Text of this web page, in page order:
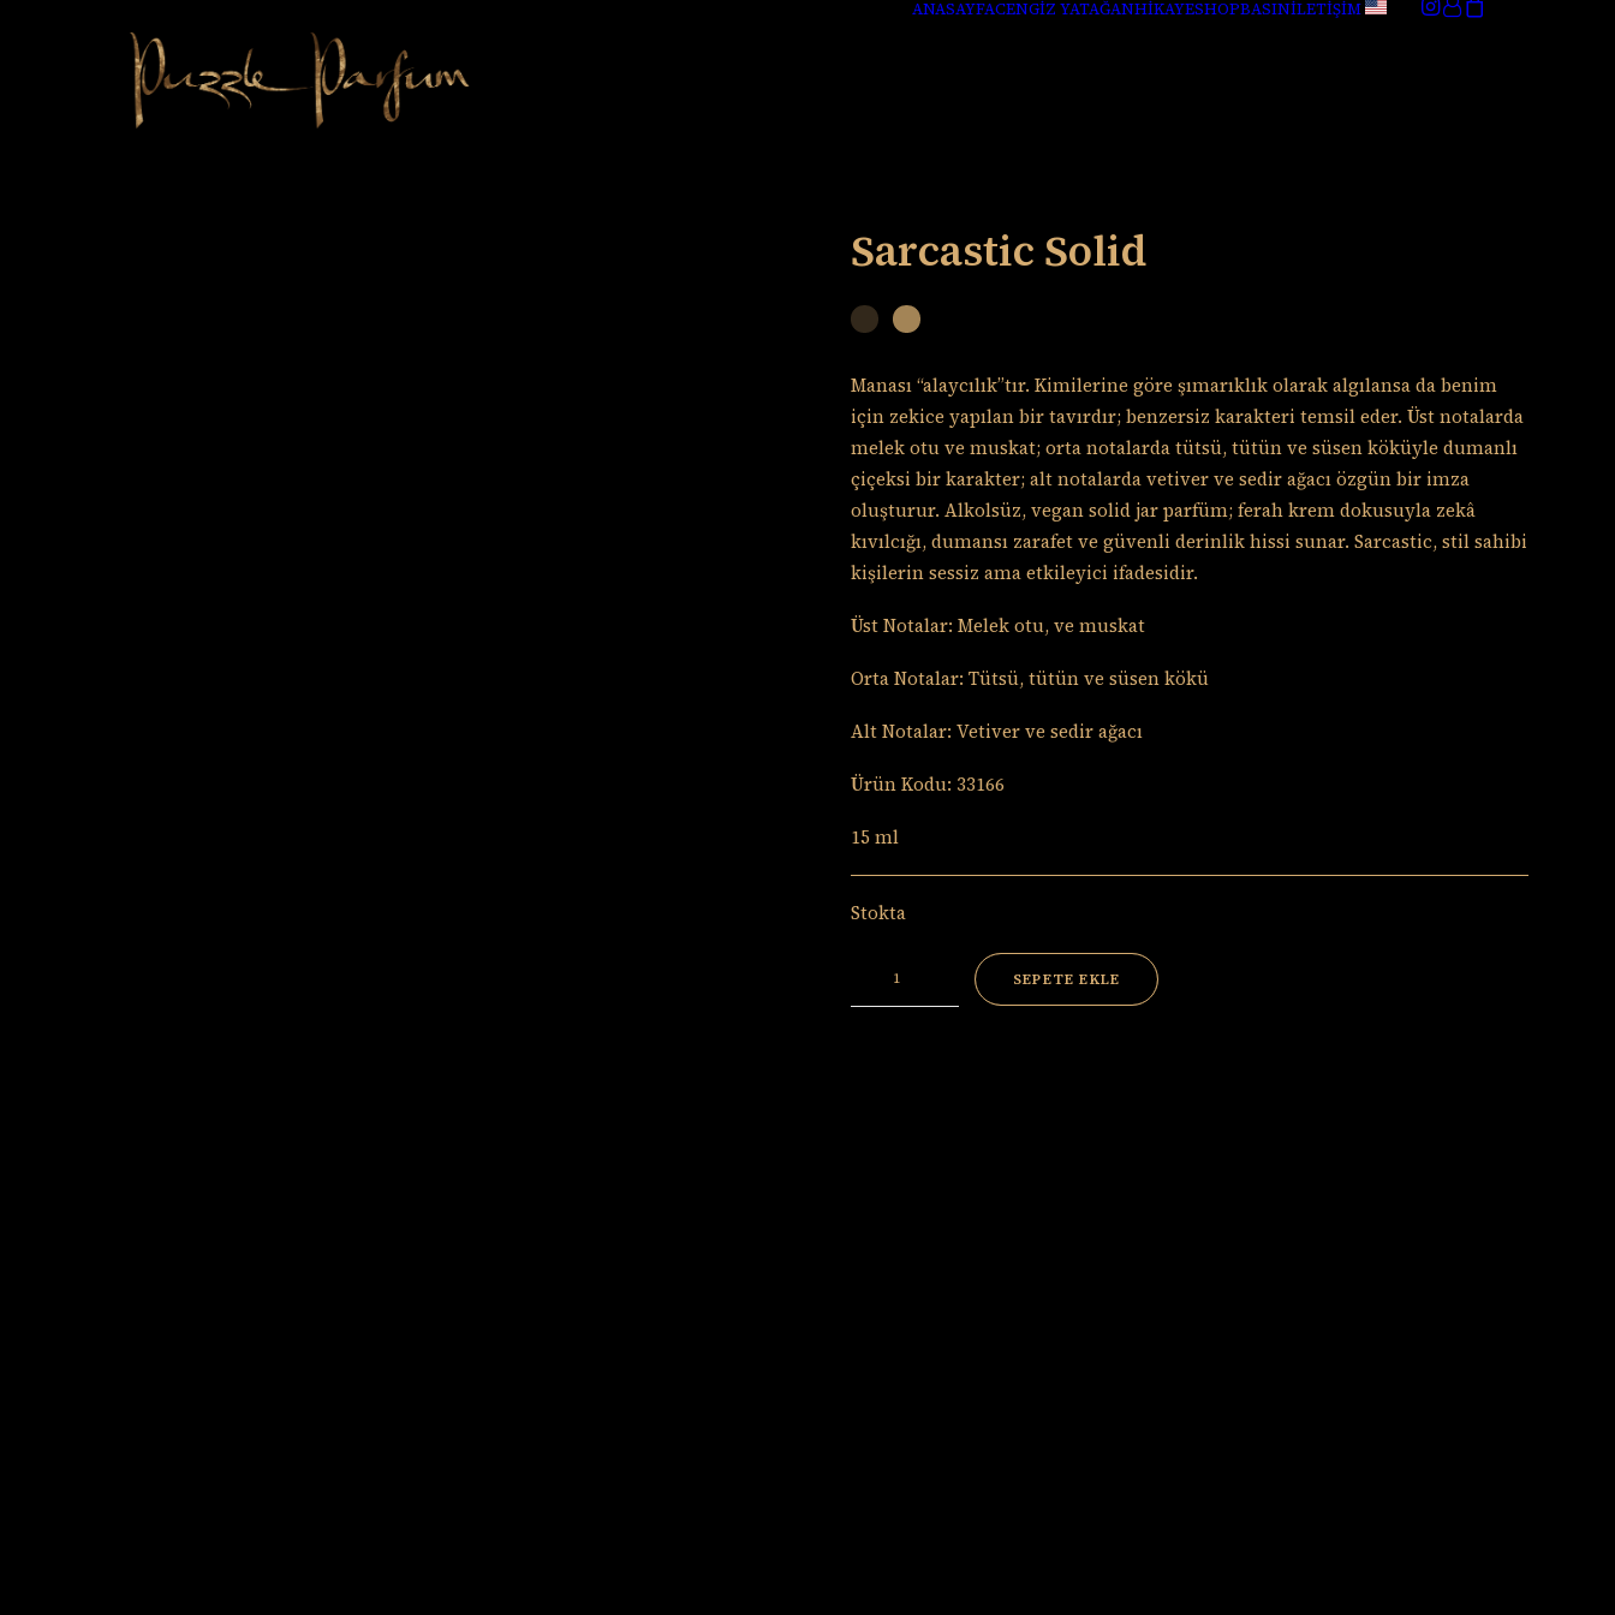
ANASAYFACENGİZ YATAĞANHİKAYESHOPBASINİLETİŞİM
Sarcastic Solid
Manası “alaycılık”tır. Kimilerine göre şımarıklık olarak algılansa da benim
için zekice yapılan bir tavırdır; benzersiz karakteri temsil eder. Üst notalarda
melek otu ve muskat; orta notalarda tütsü, tütün ve süsen köküyle dumanlı
çiçeksi bir karakter; alt notalarda vetiver ve sedir ağacı özgün bir imza
oluşturur. Alkolsüz, vegan solid jar parfüm; ferah krem dokusuyla zekâ
kıvılcığı, dumansı zarafet ve güvenli derinlik hissi sunar. Sarcastic, stil sahibi
kişilerin sessiz ama etkileyici ifadesidir.
Üst Notalar: Melek otu, ve muskat
Orta Notalar: Tütsü, tütün ve süsen kökü
Alt Notalar: Vetiver ve sedir ağacı
Ürün Kodu: 33166
15 ml
Stokta
SEPETE EKLE